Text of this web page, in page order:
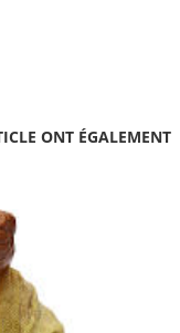
ONT ÉGALEMENT